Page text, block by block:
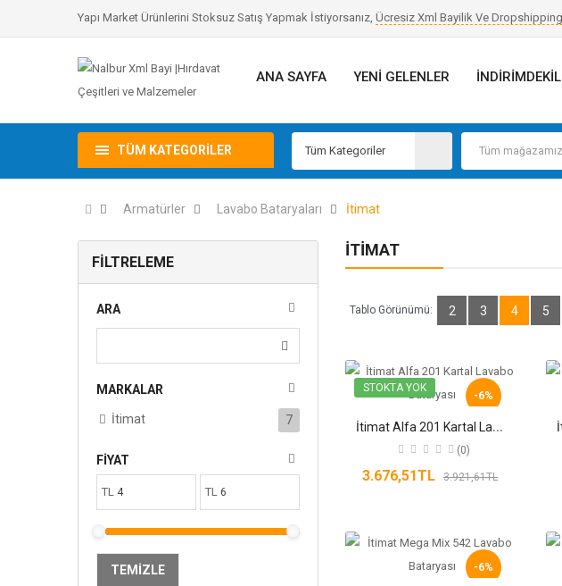
Yapı Market Ürünlerini Stoksuz Satış Yapmak İstiyorsanız, Ücresiz Xml Bayilik Ve Dropshipping
ANA SAYFA YENI GELENLER
TÜM KATEGORILER Tüm Kategoriler
Armatürler Lavabo Bataryaları İtimat
FILTRELEME
ARA
MARKALAR
İtimat 7
FIYAT
TL TL
TEMIZLE
İTIMAT
Tablo Görünümü: 2 3 4 5
STOKTA YOK
-6%
İ
timat Alfa 201 Kartal Lavabo Bataryası
(0)
3.676,51TL 3.921,61TL
-6%